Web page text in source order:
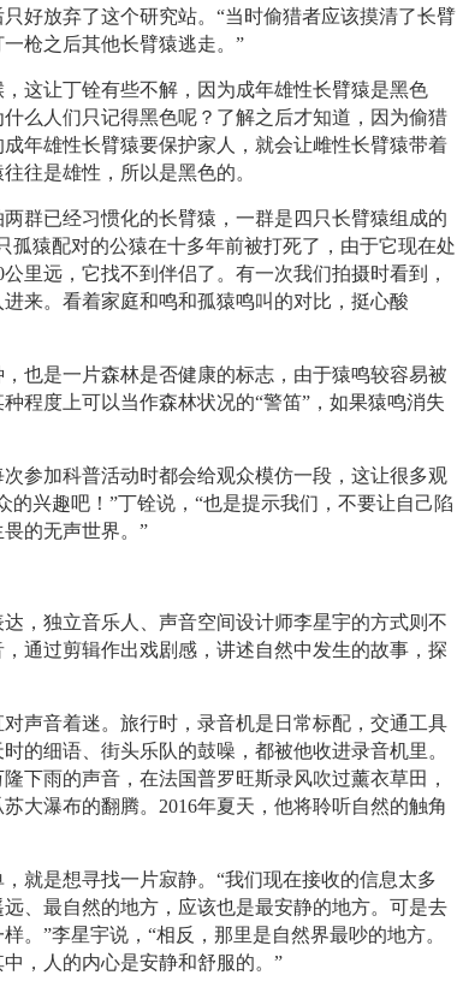
好放弃了这个研究站。“当时偷猎者应该摸清了长臂
枪之后其他长臂猿逃走。”
这让丁铨有些不解，因为成年雄性长臂猿是黑色
么人们只记得黑色呢？了解之后才知道，因为偷猎
年雄性长臂猿要保护家人，就会让雌性长臂猿带着
往是雄性，所以是黑色的。
群已经习惯化的长臂猿，一群是四只长臂猿组成的
孤猿配对的公猿在十多年前被打死了，由于它现在处
里远，它找不到伴侣了。有一次我们拍摄时看到，
来。看着家庭和鸣和孤猿鸣叫的对比，挺心酸
也是一片森林是否健康的标志，由于猿鸣较容易被
程度上可以当作森林状况的“警笛”，如果猿鸣消失
参加科普活动时都会给观众模仿一段，这让很多观
的兴趣吧！”丁铨说，“也是提示我们，不要让自己陷
的无声世界。”
，独立音乐人、声音空间设计师李星宇的方式则不
通过剪辑作出戏剧感，讲述自然中发生的故事，探
声音着迷。旅行时，录音机是日常标配，交通工具
的细语、街头乐队的鼓噪，都被他收进录音机里。
下雨的声音，在法国普罗旺斯录风吹过薰衣草田，
大瀑布的翻腾。2016年夏天，他将聆听自然的触角
就是想寻找一片寂静。“我们现在接收的信息太多
、最自然的地方，应该也是最安静的地方。可是去
。”李星宇说，“相反，那里是自然界最吵的地方。
，人的内心是安静和舒服的。”